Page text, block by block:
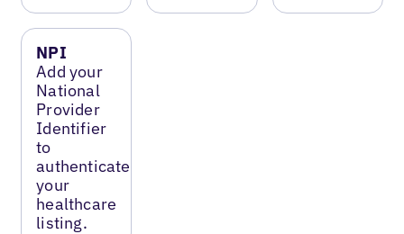
NPI
Add your
National
Provider
Identifier
to
authenticate
your
healthcare
listing.